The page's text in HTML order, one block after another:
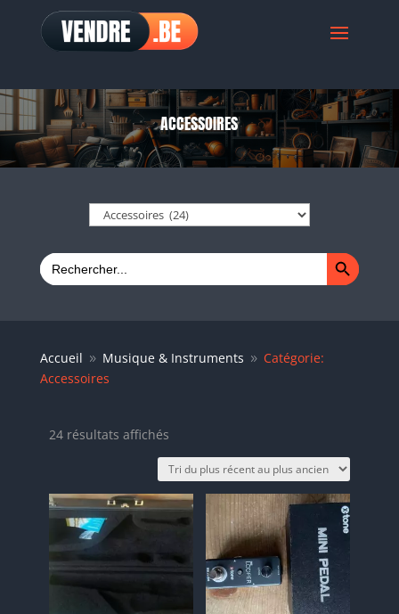
ACCESSOIRES
Search
for:
Search Button
Accueil 9 Musique & Instruments 9 Catégorie:
Accessoires
24 résultats affichésTrié
du
plus
récent
au
ancien